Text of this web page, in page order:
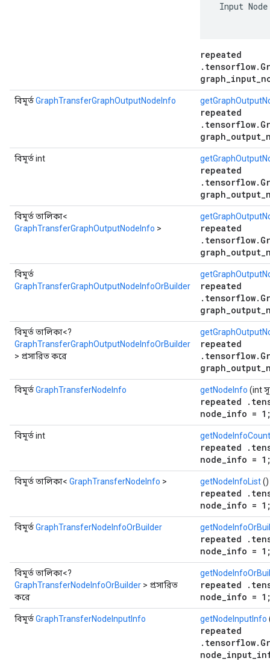
Input
repeated
বিমূর্তGraphTransferGraphOutputNodeInfo
repeated
বিমূর্ত int
repeated
বিমূর্ত তালিকা<
GraphTransferGraphOutputNodeInfo >
repeated
বিমূর্ত
GraphTransferGraphOutputNodeInfoOrBuilder
repeated
বিমূর্ত তালিকা<?
GraphTransferGraphOutputNodeInfoOrBuilder
> প্রসারিত করে
repeated
বিমূর্তGraphTransferNodeInfo getNodeInfo (int
repeated
node_info =
বিমূর্ত int getNodeInfoCount
repeated
node_info =
বিমূর্ত তালিকা< GraphTransferNodeInfo > getNodeInfoList()
repeated
node_info =
বিমূর্তGraphTransferNodeInfoOrBuilder
repeated
node_info =
বিমূর্ত তালিকা<?
GraphTransferNodeInfoOrBuilder > প্রসারিত
করে
repeated
node_info =
বিমূর্তGraphTransferNodeInputInfo getNodeInputInfo
repeated